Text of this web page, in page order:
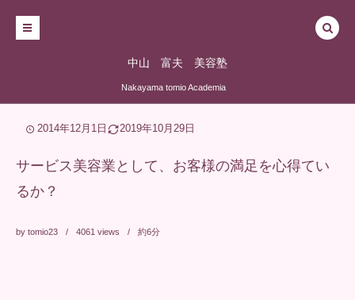
中山 富夫 美容塾
Nakayama tomio Academia
2014年12月1日 2019年10月29日
サービス美容業として、お客様の満足を心得てい
るか？
by tomio23 4061 views 約6分